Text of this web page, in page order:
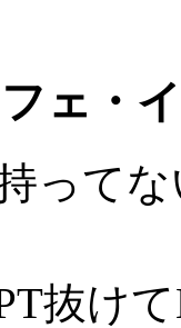
ェ・
って
抜け